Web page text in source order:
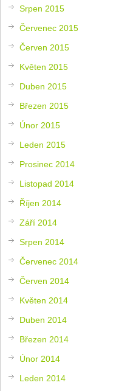
Srpen 2015
Červenec 2015
Červen 2015
Květen 2015
Duben 2015
Březen 2015
Únor 2015
Leden 2015
Prosinec 2014
Listopad 2014
Říjen 2014
Září 2014
Srpen 2014
Červenec 2014
Červen 2014
Květen 2014
Duben 2014
Březen 2014
Únor 2014
Leden 2014